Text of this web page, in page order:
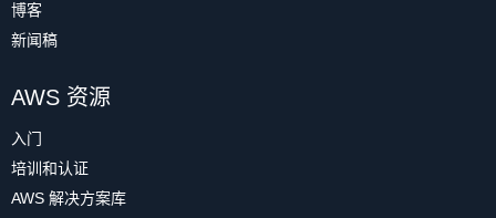
博客
新闻稿
AWS 资源
入门
培训和认证
AWS 解决方案库